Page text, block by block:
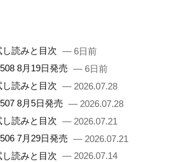
し読みと目次 — 6日前
8月19日発売 — 6日前
し読みと目次 — 2026.07.28
8月5日発売 — 2026.07.28
し読みと目次 — 2026.07.21
7月29日発売 — 2026.07.21
し読みと目次 — 2026.07.14